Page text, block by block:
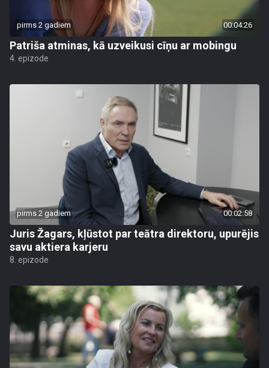
pirms 2 gadiem 00:04:26
Patriša atminas, kā uzveikusi cīņu ar mobingu
4. epizode
pirms 2 gadiem 00:02:58
Juris Žagars, kļūstot par teātra direktoru, upurējis
savu aktiera karjeru
8. epizode